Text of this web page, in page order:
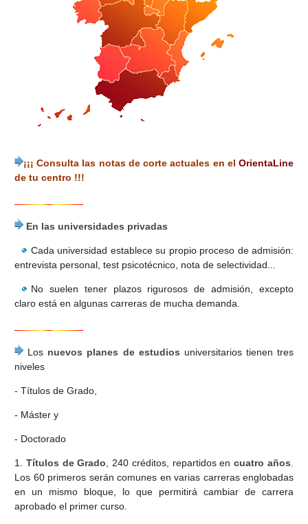
¡¡¡ Consulta las notas de corte actuales en el OrientaLine
de tu centro !!!
En las universidades privadas
Cada universidad establece su propio proceso de admisión:
entrevista personal, test psicotécnico, nota de selectividad...
No suelen tener plazos rigurosos de admisión, excepto
claro está en algunas carreras de mucha demanda.
Los nuevos planes de estudios universitarios tienen tres
niveles
- Títulos de Grado,
- Máster y
- Doctorado
1. Títulos de Grado , 240 créditos, repartidos encuatro años
Los 60 primeros serán comunes en varias carreras englobadas
en un mismo bloque, lo que permitirá cambiar de carrera
aprobado el primer curso.